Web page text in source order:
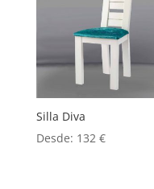
Silla Diva
Desde: 132 €